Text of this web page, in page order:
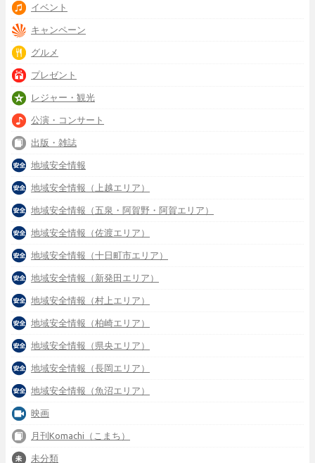
イベント
キャンペーン
グルメ
プレゼント
レジャー・観光
公演・コンサート
出版・雑誌
地域安全情報
地域安全情報（上越エリア）
地域安全情報（五泉・阿賀野・阿賀エリア）
地域安全情報（佐渡エリア）
地域安全情報（十日町市エリア）
地域安全情報（新発田エリア）
地域安全情報（村上エリア）
地域安全情報（柏崎エリア）
地域安全情報（県央エリア）
地域安全情報（長岡エリア）
地域安全情報（魚沼エリア）
映画
月刊Komachi（こまち）
未分類